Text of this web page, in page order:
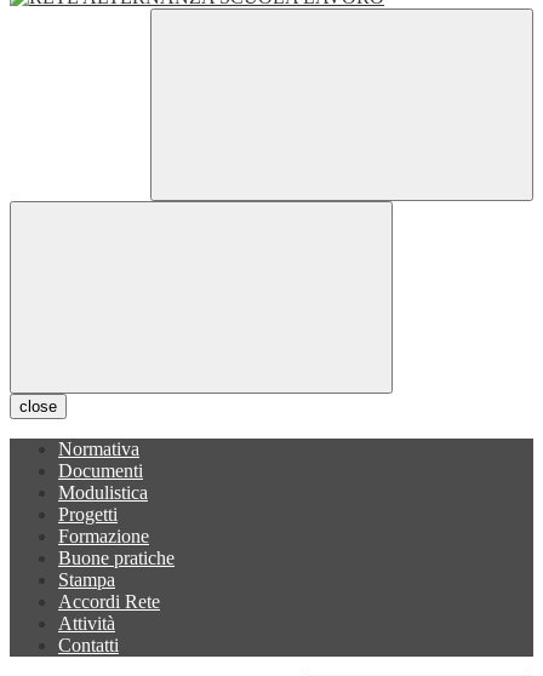
close
Normativa
Documenti
Modulistica
Progetti
Formazione
Buone pratiche
Stampa
Accordi Rete
Attività
Contatti